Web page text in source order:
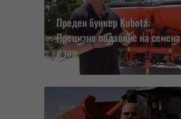
Преден бункер Kubota:
Прецизно подаване на семена
и тор